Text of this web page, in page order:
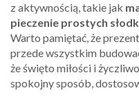
z aktywnością, takie jak
pieczenie prostych
Warto pamiętać, że
przede wszystkim
że święto miłości i
spokojny sposób,